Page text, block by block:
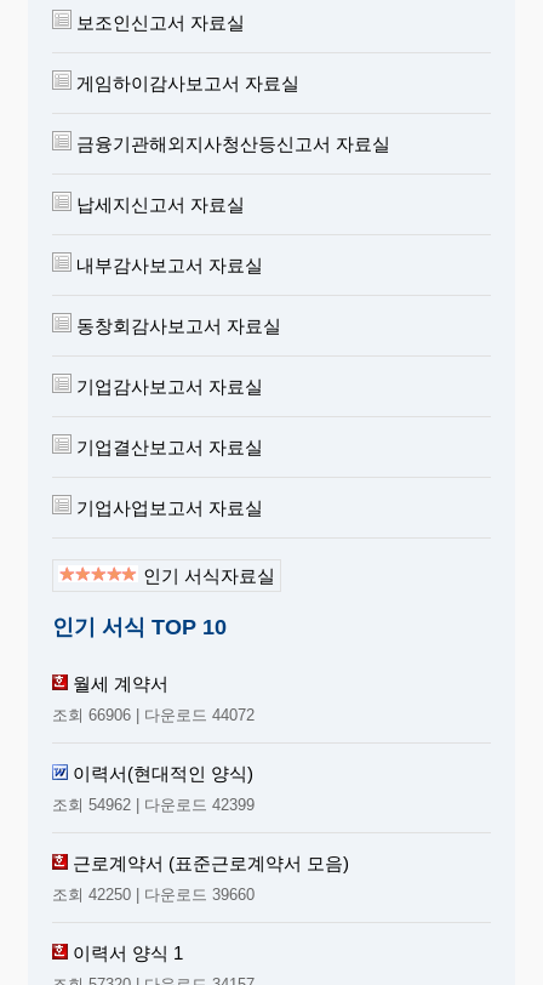
보조인신고서 자료실
게임하이감사보고서 자료실
금융기관해외지사청산등신고서 자료실
납세지신고서 자료실
내부감사보고서 자료실
동창회감사보고서 자료실
기업감사보고서 자료실
기업결산보고서 자료실
기업사업보고서 자료실
인기 서식자료실
인기 서식 TOP 10
월세 계약서
조회 66906 | 다운로드 44072
이력서(현대적인 양식)
조회 54962 | 다운로드 42399
근로계약서 (표준근로계약서 모음)
조회 42250 | 다운로드 39660
이력서 양식 1